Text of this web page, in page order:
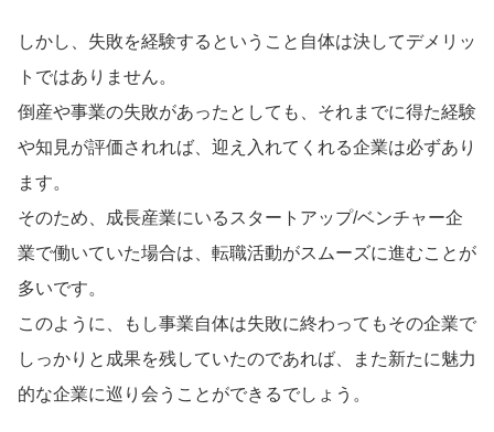
しかし、失敗を経験するということ自体は決してデメリッ
トではありません。
倒産や事業の失敗があったとしても、それまでに得た経験
や知見が評価されれば、迎え入れてくれる企業は必ずあり
ます。
そのため、成長産業にいるスタートアップ/ベンチャー企
業で働いていた場合は、転職活動がスムーズに進むことが
多いです。
このように、もし事業自体は失敗に終わってもその企業で
しっかりと成果を残していたのであれば、また新たに魅力
的な企業に巡り会うことができるでしょう。